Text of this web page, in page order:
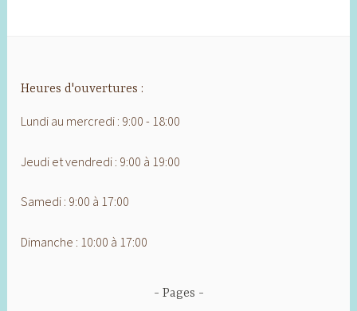
Heures d'ouvertures :
Lundi au mercredi : 9:00 - 18:00
Jeudi et vendredi : 9:00 à 19:00
Samedi : 9:00 à 17:00
Dimanche : 10:00 à 17:00
Pages